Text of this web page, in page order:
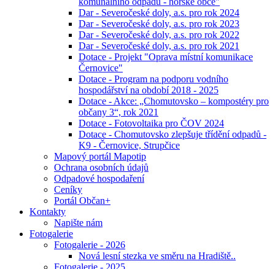
Dar - Severočeské doly, a.s. pro rok 2024
Dar - Severočeské doly, a.s. pro rok 2023
Dar - Severočeské doly, a.s. pro rok 2022
Dar - Severočeské doly, a.s. pro rok 2021
Dotace - Projekt "Oprava místní komunikace
Černovice"
Dotace - Program na podporu vodního
hospodářství na období 2018 - 2025
Dotace - Akce: „Chomutovsko – kompostéry pro
občany 3“, rok 2021
Dotace - Fotovoltaika pro ČOV 2024
Dotace - Chomutovsko zlepšuje třídění odpadů -
K9 - Černovice, Strupčice
Mapový portál Mapotip
Ochrana osobních údajů
Odpadové hospodaření
Ceníky
Portál Občan+
Kontakty
Napište nám
Fotogalerie
Fotogalerie - 2026
Nová lesní stezka ve směru na Hradiště..
Fotogalerie - 2025